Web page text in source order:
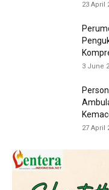
23 April
3 June
27 April